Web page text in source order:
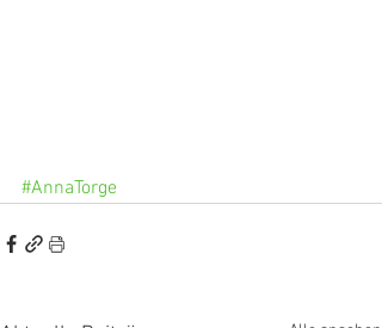
#AnnaTorge